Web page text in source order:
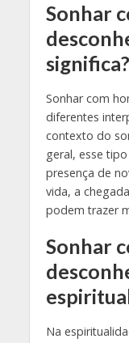
Sonhar
significa?
Sonhar com
diferentes
contexto do
geral, esse
presença de
vida, a
podem trazer
Sonhar
Na